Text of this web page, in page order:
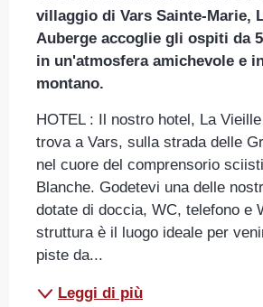
villaggio di Vars Sainte-Marie,
Auberge accoglie gli ospiti da
in un'atmosfera amichevole e
montano.
HOTEL : Il nostro hotel, La
trova a Vars, sulla strada delle
nel cuore del comprensorio
Blanche. Godetevi una delle
dotate di doccia, WC, telefono e
struttura è il luogo ideale per
piste da...
Leggi di più